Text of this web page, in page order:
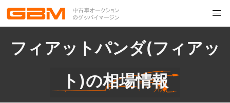
フィアットパンダ(フィアッ
ト)の相場情報